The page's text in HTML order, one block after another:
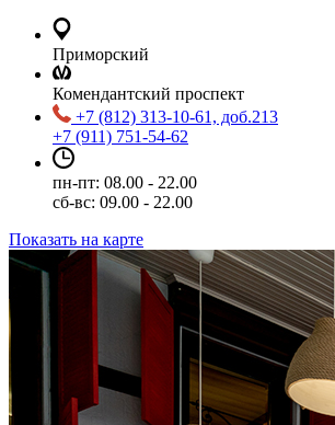
Приморский
Комендантский проспект
+7 (812) 313-10-61, доб.213
+7 (911) 751-54-62
пн-пт: 08.00 - 22.00
сб-вс: 09.00 - 22.00
Показать на карте